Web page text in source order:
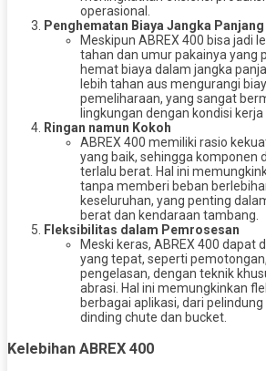
operasional.
Penghematan Biaya Jangka Panjang
Meskipun ABREX 400 bisa jadi
tahan dan umur pakainya yang
hemat biaya dalam jangka
lebih tahan aus mengurangi
pemeliharaan, yang sangat
lingkungan dengan kondisi
Ringan namun Kokoh
ABREX 400 memiliki rasio
yang baik, sehingga komponen
terlalu berat. Hal ini
tanpa memberi beban
keseluruhan, yang penting
berat dan kendaraan tambang.
Fleksibilitas dalam Pemrosesan
Meski keras, ABREX 400 dapat
yang tepat, seperti
pengelasan, dengan teknik
abrasi. Hal ini memungkinkan
berbagai aplikasi, dari
dinding chute dan bucket.
Kelebihan ABREX 400